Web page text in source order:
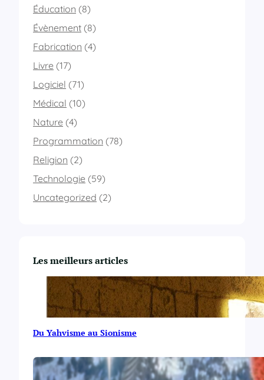
Éducation (8)
Évènement (8)
Fabrication (4)
Livre (17)
Logiciel (71)
Médical (10)
Nature (4)
Programmation (78)
Religion (2)
Technologie (59)
Uncategorized (2)
Les meilleurs articles
Du Yahvisme au Sionisme